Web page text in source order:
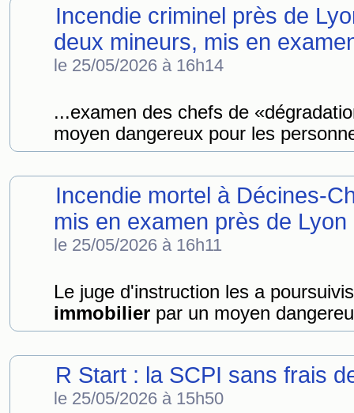
Incendie criminel près de
deux mineurs, mis en
le 25/05/2026 à 16h14
...examen des chefs de
moyen dangereux pour les
Incendie mortel à Décines-
mis en examen près de Lyon
le 25/05/2026 à 16h11
Le juge d'instruction les a
immobilier par un moyen
R Start : la SCPI sans frais
le 25/05/2026 à 15h50